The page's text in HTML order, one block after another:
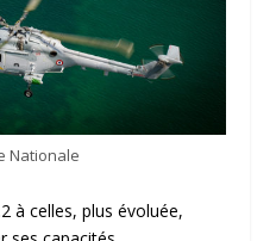
Nationale
à celles, plus évoluée,